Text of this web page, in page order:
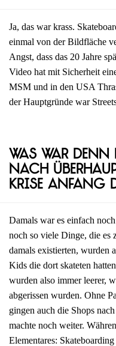
Ja, das war krass.
einmal von der Bildfläche
Angst, dass das 20 Jahre
Video hat mit Sicherheit
MSM und in den USA
der Hauptgründe war
Was war
nach
Krise Anfang
Damals war es einfach
noch so viele Dinge, die es
damals existierten, wurden
Kids die dort skateten
wurden also immer leerer,
abgerissen wurden. Ohne
gingen auch die Shops
machte noch weiter.
Elementares: